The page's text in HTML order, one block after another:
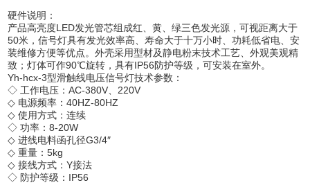
硬件说明：
产品高亮度LED发光管芯组成红、黄、绿三色发光源，可视距离大于
50米，信号灯具有发光效率高、寿命大于十万小时、功耗低省电、安
装维修方便等优点。外壳采用型材及静电粉末技术工艺、外观美观精
致；灯体可作90℃旋转，具有IP56防护等级，可安装在室外。
Yh-hcx-3型滑触线电压信号灯技术参数：
◇ 工作电压：AC-380V、220V
◇ 电源频率：40HZ-80HZ
◇ 使用方式：连续
◇ 功率：8-20W
◇ 进线电料函孔径G3/4″
◇ 重量：5kg
◇ 接线方式：Y接法
◇ 防护等级：IP56